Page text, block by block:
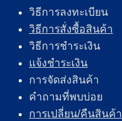
วิธีการลงทะเบียน
วิธีการสั่งซื้อสินค้า
วิธีการชำระเงิน
แจ้งชำระเงิน
การจัดส่งสินค้า
คำถามที่พบบ่อย
การเปลี่ยน/คืนสินค้า